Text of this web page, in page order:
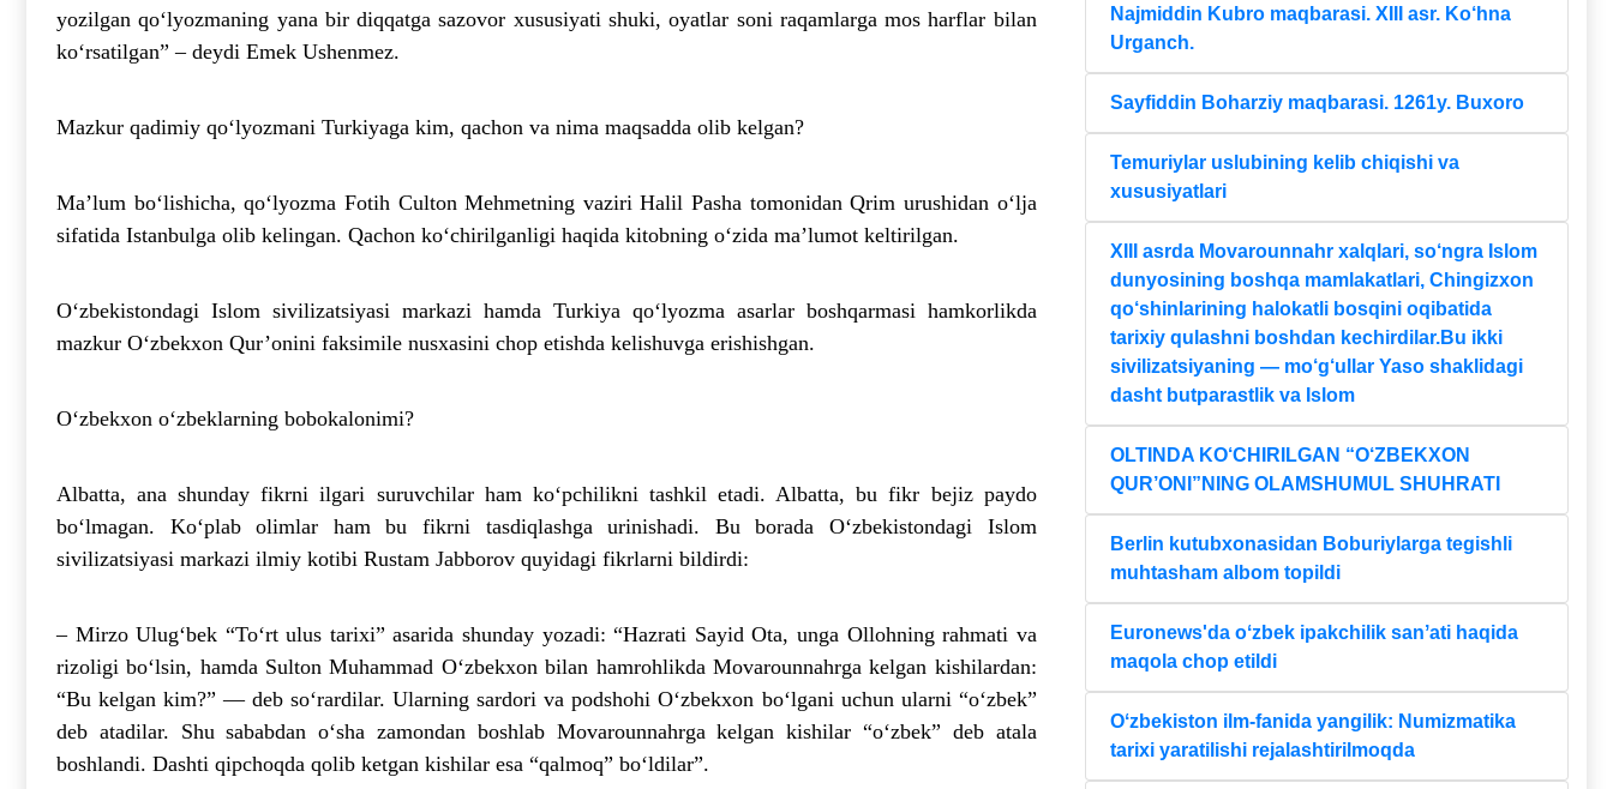
yozilgan qo‘lyozmaning yana bir diqqatga sazovor xususiyati shuki, oyatlar soni raqamlarga mos harflar bilan
ko‘rsatilgan” – deydi Emek Ushenmez.
Mazkur qadimiy qo‘lyozmani Turkiyaga kim, qachon va nima maqsadda olib kelgan?
Ma’lum bo‘lishicha, qo‘lyozma Fotih Culton Mehmetning vaziri Halil Pasha tomonidan Qrim urushidan o‘lja
sifatida Istanbulga olib kelingan. Qachon ko‘chirilganligi haqida kitobning o‘zida ma’lumot keltirilgan.
O‘zbekistondagi Islom sivilizatsiyasi markazi hamda Turkiya qo‘lyozma asarlar boshqarmasi hamkorlikda
mazkur O‘zbekxon Qur’onini faksimile nusxasini chop etishda kelishuvga erishishgan.
O‘zbekxon o‘zbeklarning bobokalonimi?
Albatta, ana shunday fikrni ilgari suruvchilar ham ko‘pchilikni tashkil etadi. Albatta, bu fikr bejiz paydo
bo‘lmagan. Ko‘plab olimlar ham bu fikrni tasdiqlashga urinishadi. Bu borada O‘zbekistondagi Islom
sivilizatsiyasi markazi ilmiy kotibi Rustam Jabborov quyidagi fikrlarni bildirdi:
– Mirzo Ulug‘bek “To‘rt ulus tarixi” asarida shunday yozadi: “Hazrati Sayid Ota, unga Ollohning rahmati va
rizoligi bo‘lsin, hamda Sulton Muhammad O‘zbekxon bilan hamrohlikda Movarounnahrga kelgan kishilardan:
“Bu kelgan kim?” — deb so‘rardilar. Ularning sardori va podshohi O‘zbekxon bo‘lgani uchun ularni “o‘zbek”
deb atadilar. Shu sababdan o‘sha zamondan boshlab Movarounnahrga kelgan kishilar “o‘zbek” deb atala
boshlandi. Dashti qipchoqda qolib ketgan kishilar esa “qalmoq” bo‘ldilar”.
Najmiddin Kubro maqbarasi. XIII asr. Ko‘hna
Urganch.
Sayfiddin Boharziy maqbarasi. 1261y. Buxoro
Temuriylar uslubining kelib chiqishi va
xususiyatlari
XIII asrda Movarounnahr xalqlari, so‘ngra Islom
dunyosining boshqa mamlakatlari, Chingizxon
qo‘shinlarining halokatli bosqini oqibatida
tarixiy qulashni boshdan kechirdilar.Bu ikki
sivilizatsiyaning — mo‘g‘ullar Yaso shaklidagi
dasht butparastlik va Islom
OLTINDA KO‘CHIRILGAN “O‘ZBEKXON
QUR’ONI”NING OLAMSHUMUL SHUHRATI
Berlin kutubxonasidan Boburiylarga tegishli
muhtasham albom topildi
Euronews'da oʻzbek ipakchilik sanʼati haqida
maqola chop etildi
Oʻzbekiston ilm-fanida yangilik: Numizmatika
tarixi yaratilishi rejalashtirilmoqda